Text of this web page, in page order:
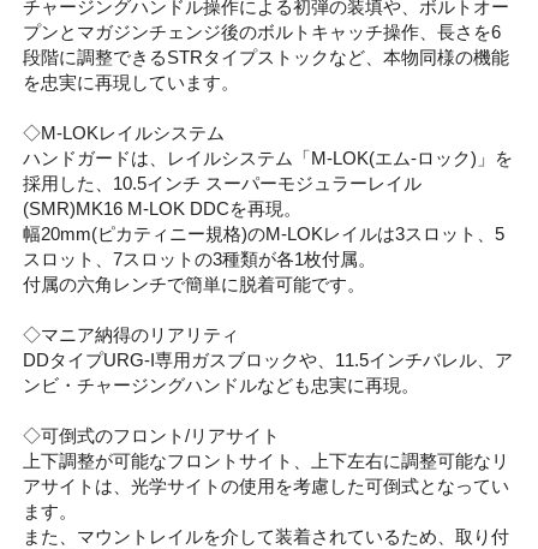
チャージングハンドル操作による初弾の装填や、ボルトオー
プンとマガジンチェンジ後のボルトキャッチ操作、長さを6
段階に調整できるSTRタイプストックなど、本物同様の機能
を忠実に再現しています。
◇M-LOKレイルシステム
ハンドガードは、レイルシステム「M-LOK(エム-ロック)」を
採用した、10.5インチ スーパーモジュラーレイル
(SMR)MK16 M-LOK DDCを再現。
幅20mm(ピカティニー規格)のM-LOKレイルは3スロット、5
スロット、7スロットの3種類が各1枚付属。
付属の六角レンチで簡単に脱着可能です。
◇マニア納得のリアリティ
DDタイプURG-I専用ガスブロックや、11.5インチバレル、ア
ンビ・チャージングハンドルなども忠実に再現。
◇可倒式のフロント/リアサイト
上下調整が可能なフロントサイト、上下左右に調整可能なリ
アサイトは、光学サイトの使用を考慮した可倒式となってい
ます。
また、マウントレイルを介して装着されているため、取り付